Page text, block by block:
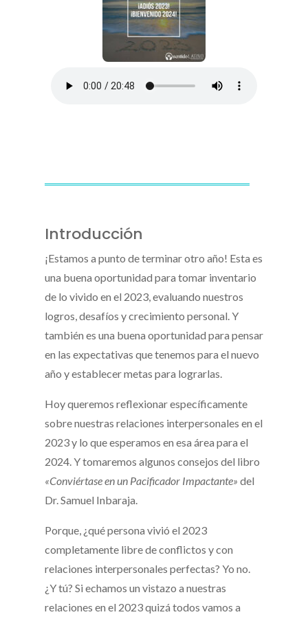
Introducción
¡Estamos a punto de terminar otro año! Esta es
una buena oportunidad para tomar inventario
de lo vivido en el 2023, evaluando nuestros
logros, desafíos y crecimiento personal. Y
también es una buena oportunidad para pensar
en las expectativas que tenemos para el nuevo
año y establecer metas para lograrlas.
Hoy queremos reflexionar específicamente
sobre nuestras relaciones interpersonales en el
2023 y lo que esperamos en esa área para el
2024. Y tomaremos algunos consejos del libro
«Conviértase en un Pacificador Impactante» del
Dr. Samuel Inbaraja.
Porque, ¿qué persona vivió el 2023
completamente libre de conflictos y con
relaciones interpersonales perfectas? Yo no.
¿Y tú? Si echamos un vistazo a nuestras
relaciones en el 2023 quizá todos vamos a